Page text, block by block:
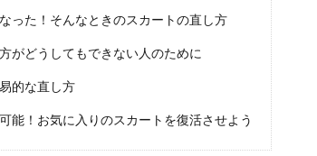
った！そんなときのスカートの直し方
がどうしてもできない人のために
的な直し方
能！お気に入りのスカートを復活させよう